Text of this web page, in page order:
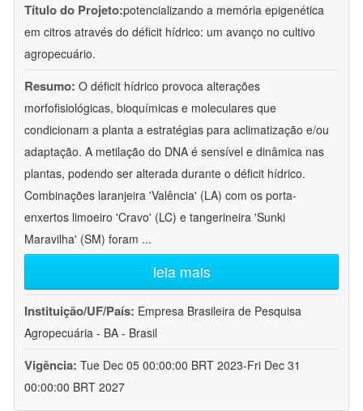
Título do Projeto:potencializando a memória epigenética
em citros através do déficit hídrico: um avanço no cultivo
agropecuário.
Resumo: O déficit hídrico provoca alterações
morfofisiológicas, bioquímicas e moleculares que
condicionam a planta a estratégias para aclimatização e/ou
adaptação. A metilação do DNA é sensível e dinâmica nas
plantas, podendo ser alterada durante o déficit hídrico.
Combinações laranjeira 'Valência' (LA) com os porta-
enxertos limoeiro 'Cravo' (LC) e tangerineira 'Sunki
Maravilha' (SM) foram ...
leia mais
Instituição/UF/País: Empresa Brasileira de Pesquisa
Agropecuária - BA - Brasil
Vigência: Tue Dec 05 00:00:00 BRT 2023-Fri Dec 31
00:00:00 BRT 2027